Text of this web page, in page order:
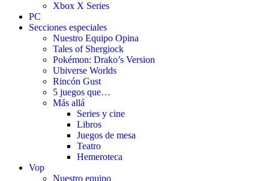
Xbox X Series
PC
Secciones especiales
Nuestro Equipo Opina
Tales of Shergiock
Pokémon: Drako’s Version
Ubiverse Worlds
Rincón Gust
5 juegos que…
Más allá
Series y cine
Libros
Juegos de mesa
Teatro
Hemeroteca
Vop
Nuestro equipo